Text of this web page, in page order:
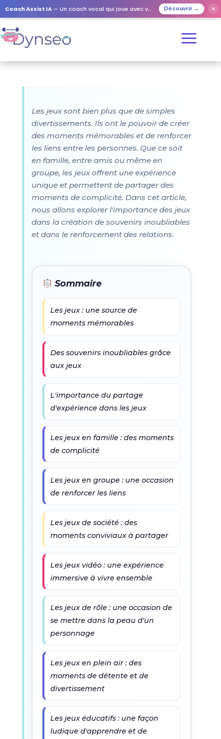
Coach Assist IA — Un coach vocal qui joue avec vos proches Découvrir → ✕
Les jeux sont bien plus que de simples
divertissements. Ils ont le pouvoir de créer
des moments mémorables et de renforcer
les liens entre les personnes. Que ce soit
en famille, entre amis ou même en
groupe, les jeux offrent une expérience
unique et permettent de partager des
moments de complicité. Dans cet article,
nous allons explorer l'importance des jeux
dans la création de souvenirs inoubliables
et dans le renforcement des relations.
Sommaire
Les jeux : une source de
moments mémorables
Des souvenirs inoubliables grâce
aux jeux
L'importance du partage
d'expérience dans les jeux
Les jeux en famille : des moments
de complicité
Les jeux en groupe : une occasion
de renforcer les liens
Les jeux de société : des
moments conviviaux à partager
Les jeux vidéo : une expérience
immersive à vivre ensemble
Les jeux de rôle : une occasion de
se mettre dans la peau d'un
personnage
Les jeux en plein air : des
moments de détente et de
divertissement
Les jeux éducatifs : une façon
ludique d'apprendre et de